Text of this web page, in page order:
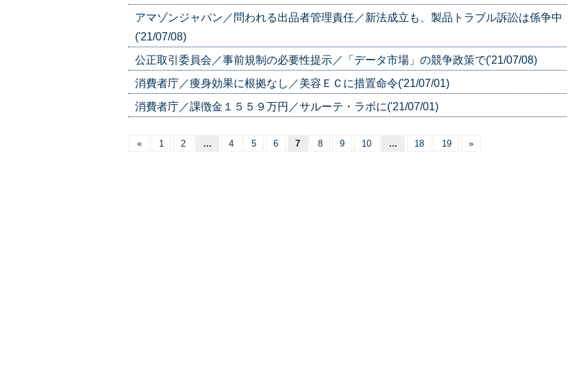
アマゾンジャパン／問われる出品者管理責任／新法成立も、製品トラブル訴訟は係争中
('21/07/08)
公正取引委員会／事前規制の必要性提示／「データ市場」の競争政策で('21/07/08)
消費者庁／痩身効果に根拠なし／美容ＥＣに措置命令('21/07/01)
消費者庁／課徴金１５５９万円／サルーテ・ラボに('21/07/01)
« 1 2 ... 4 5 6 7 8 9 10 ... 18 19 »